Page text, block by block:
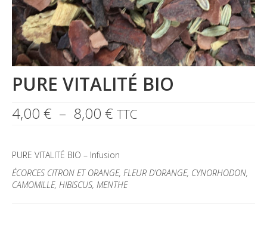
Blog
PURE VITALITÉ BIO
4,00 € – 8,00 € Plage
de
4,00 €
à
8,00 €
TTC
PURE VITALITÉ BIO – Infusion
ÉCORCES CITRON ET ORANGE, FLEUR D’ORANGE, CYNORHODON,
CAMOMILLE, HIBISCUS, MENTHE